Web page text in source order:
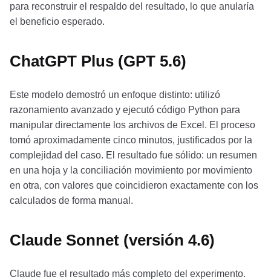
para reconstruir el respaldo del resultado, lo que anularía
el beneficio esperado.
ChatGPT Plus (GPT 5.6)
Este modelo demostró un enfoque distinto: utilizó
razonamiento avanzado y ejecutó código Python para
manipular directamente los archivos de Excel. El proceso
tomó aproximadamente cinco minutos, justificados por la
complejidad del caso. El resultado fue sólido: un resumen
en una hoja y la conciliación movimiento por movimiento
en otra, con valores que coincidieron exactamente con los
calculados de forma manual.
Claude Sonnet (versión 4.6)
Claude fue el resultado más completo del experimento.